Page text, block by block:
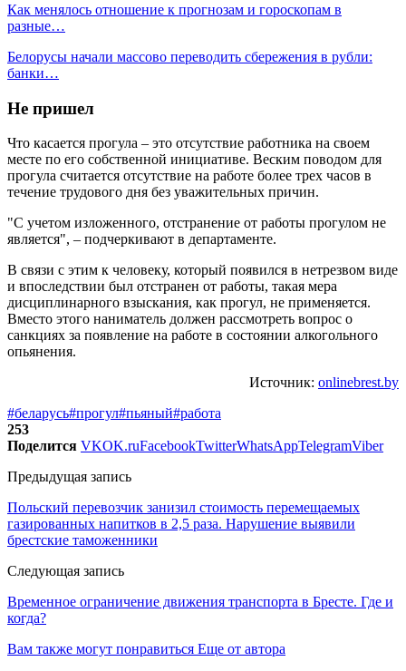
Как менялось отношение к прогнозам и гороскопам в
разные…
Белорусы начали массово переводить сбережения в рубли:
банки…
Не пришел
Что касается прогула – это отсутствие работника на своем
месте по его собственной инициативе. Веским поводом для
прогула считается отсутствие на работе более трех часов в
течение трудового дня без уважительных причин.
"С учетом изложенного, отстранение от работы прогулом не
является", – подчеркивают в департаменте.
В связи с этим к человеку, который появился в нетрезвом виде
и впоследствии был отстранен от работы, такая мера
дисциплинарного взыскания, как прогул, не применяется.
Вместо этого наниматель должен рассмотреть вопрос о
санкциях за появление на работе в состоянии алкогольного
опьянения.
Источник: onlinebrest.by
#беларусь#прогул#пьяный#работа
253
Поделится VKOK.ruFacebookTwitterWhatsAppTelegramViber
Предыдущая запись
Польский перевозчик занизил стоимость перемещаемых
газированных напитков в 2,5 раза. Нарушение выявили
брестские таможенники
Следующая запись
Временное ограничение движения транспорта в Бресте. Где и
когда?
Вам также могут понравиться Еще от автора